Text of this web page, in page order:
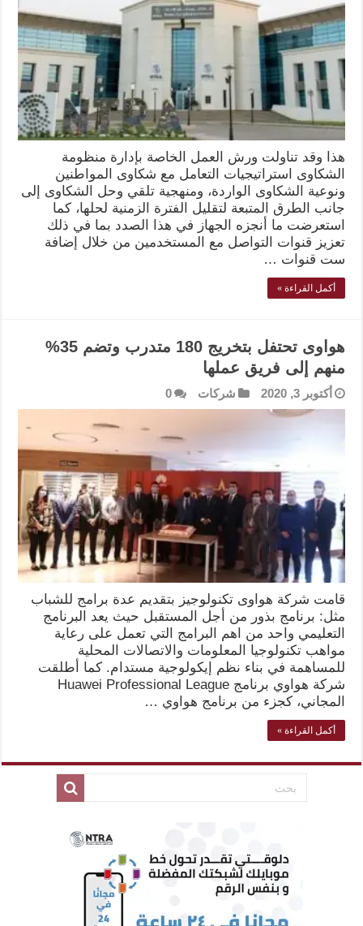
هذا وقد تناولت ورش العمل الخاصة بإدارة منظومة
الشكاوى استراتيجيات التعامل مع شكاوى المواطنين
ونوعية الشكاوى الواردة، ومنهجية تلقي وحل الشكاوى إلى
جانب الطرق المتبعة لتقليل الفترة الزمنية لحلها، كما
استعرضت ما أنجزه الجهاز في هذا الصدد بما في ذلك
تعزيز قنوات التواصل مع المستخدمين من خلال إضافة
ست قنوات …
أكمل القراءة »
هواوى تحتفل بتخريج 180 متدرب وتضم 35%
منهم إلى فريق عملها
أكتوبر 3, 2020 شركات 0
قامت شركة هواوى تكنولوجيز بتقديم عدة برامج للشباب
مثل: برنامج بذور من أجل المستقبل حيث يعد البرنامج
التعليمي واحد من اهم البرامج التي تعمل على رعاية
مواهب تكنولوجيا المعلومات والاتصالات المحلية
للمساهمة في بناء نظم إيكولوجية مستدام. كما أطلقت
شركة هواوي برنامج Huawei Professional League
المجاني، كجزء من برنامج هواوي …
أكمل القراءة »